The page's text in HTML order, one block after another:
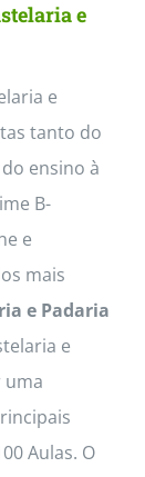
e
e
tanto do
ensino à
B-
e
mais
e Padaria
e
uma
Aulas. O